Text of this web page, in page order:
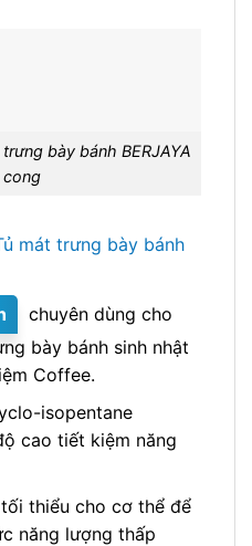
bày bánh BERJAYA
cong
mát trưng bày bánh
chuyên dùng cho
bày bánh sinh nhật
Coffee.
isopentane
cao tiết kiệm năng
thiểu cho cơ thể để
năng lượng thấp